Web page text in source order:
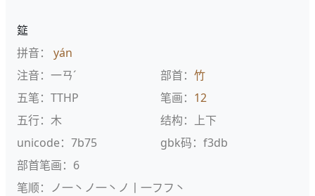
筵
拼音： yán
注音：一ㄢˊ
部首： 竹
五笔：TTHP
笔画： 12
五行：木
结构：上下
unicode：7b75
gbk码：f3db
部首笔画：6
笔顺：ノ一丶ノ一丶ノ丨一フフ丶